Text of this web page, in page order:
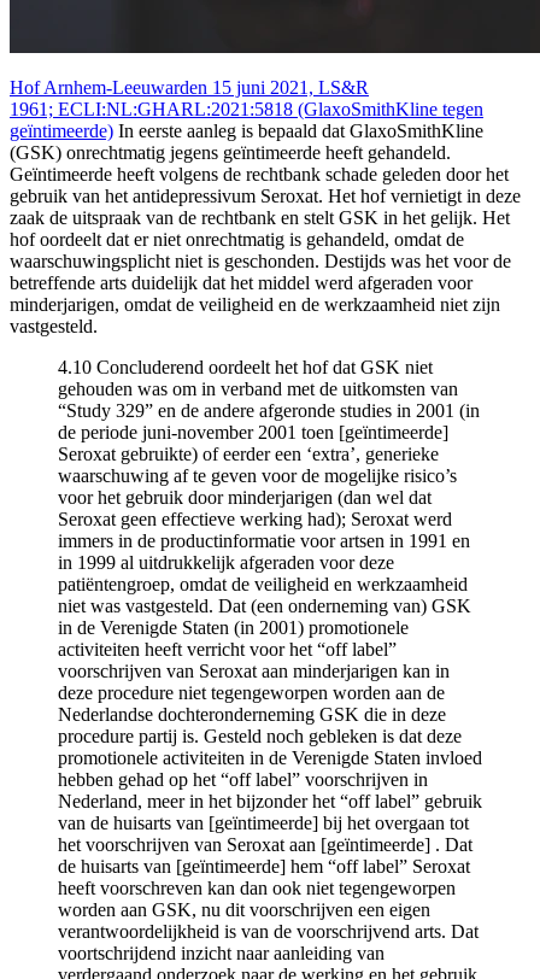
Hof Arnhem-Leeuwarden 15 juni 2021, LS&R
1961; ECLI:NL:GHARL:2021:5818 (GlaxoSmithKline tegen
geïntimeerde) In eerste aanleg is bepaald dat GlaxoSmithKline
(GSK) onrechtmatig jegens geïntimeerde heeft gehandeld.
Geïntimeerde heeft volgens de rechtbank schade geleden door het
gebruik van het antidepressivum Seroxat. Het hof vernietigt in deze
zaak de uitspraak van de rechtbank en stelt GSK in het gelijk. Het
hof oordeelt dat er niet onrechtmatig is gehandeld, omdat de
waarschuwingsplicht niet is geschonden. Destijds was het voor de
betreffende arts duidelijk dat het middel werd afgeraden voor
minderjarigen, omdat de veiligheid en de werkzaamheid niet zijn
vastgesteld.
4.10 Concluderend oordeelt het hof dat GSK niet
gehouden was om in verband met de uitkomsten van
“Study 329” en de andere afgeronde studies in 2001 (in
de periode juni-november 2001 toen [geïntimeerde]
Seroxat gebruikte) of eerder een ‘extra’, generieke
waarschuwing af te geven voor de mogelijke risico’s
voor het gebruik door minderjarigen (dan wel dat
Seroxat geen effectieve werking had); Seroxat werd
immers in de productinformatie voor artsen in 1991 en
in 1999 al uitdrukkelijk afgeraden voor deze
patiëntengroep, omdat de veiligheid en werkzaamheid
niet was vastgesteld. Dat (een onderneming van) GSK
in de Verenigde Staten (in 2001) promotionele
activiteiten heeft verricht voor het “off label”
voorschrijven van Seroxat aan minderjarigen kan in
deze procedure niet tegengeworpen worden aan de
Nederlandse dochteronderneming GSK die in deze
procedure partij is. Gesteld noch gebleken is dat deze
promotionele activiteiten in de Verenigde Staten invloed
hebben gehad op het “off label” voorschrijven in
Nederland, meer in het bijzonder het “off label” gebruik
van de huisarts van [geïntimeerde] bij het overgaan tot
het voorschrijven van Seroxat aan [geïntimeerde] . Dat
de huisarts van [geïntimeerde] hem “off label” Seroxat
heeft voorschreven kan dan ook niet tegengeworpen
worden aan GSK, nu dit voorschrijven een eigen
verantwoordelijkheid is van de voorschrijvend arts. Dat
voortschrijdend inzicht naar aanleiding van
verdergaand onderzoek naar de werking en het gebruik